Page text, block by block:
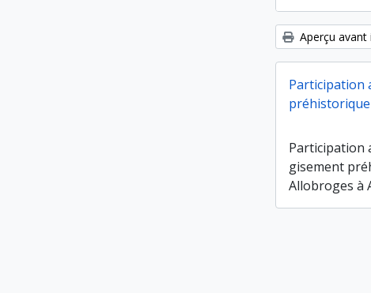
Aperçu avant
Participation
Participation
gisement
Allobroges à